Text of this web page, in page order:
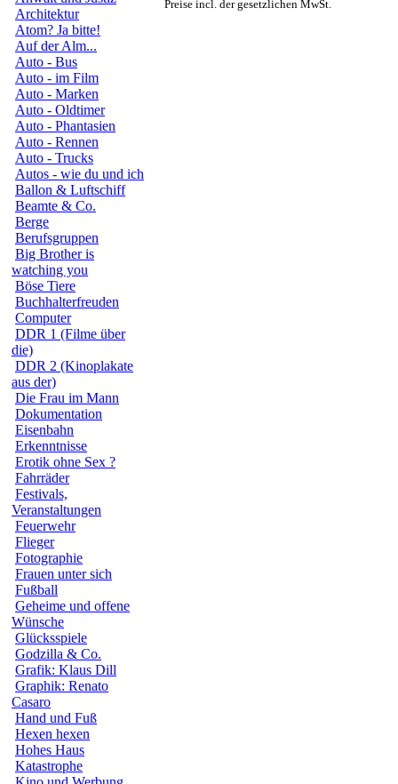
Architektur
Atom? Ja bitte!
Auf der Alm...
Auto - Bus
Auto - im Film
Auto - Marken
Auto - Oldtimer
Auto - Phantasien
Auto - Rennen
Auto - Trucks
Autos - wie du und ich
Ballon & Luftschiff
Beamte & Co.
Berge
Berufsgruppen
Big Brother is
watching you
Böse Tiere
Buchhalterfreuden
Computer
DDR 1 (Filme über
die)
DDR 2 (Kinoplakate
aus der)
Die Frau im Mann
Dokumentation
Eisenbahn
Erkenntnisse
Erotik ohne Sex ?
Fahrräder
Festivals,
Veranstaltungen
Feuerwehr
Flieger
Fotographie
Frauen unter sich
Fußball
Geheime und offene
Wünsche
Glücksspiele
Godzilla & Co.
Grafik: Klaus Dill
Graphik: Renato
Casaro
Hand und Fuß
Hexen hexen
Hohes Haus
Katastrophe
Preise incl. der gesetzlichen MwSt.